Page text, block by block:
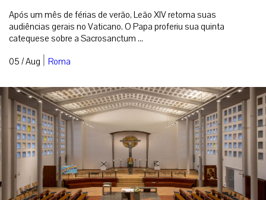
Após um mês de férias de verão, Leão XIV retoma suas
audiências gerais no Vaticano. O Papa proferiu sua quinta
catequese sobre a Sacrosanctum ...
05 / Aug | Roma